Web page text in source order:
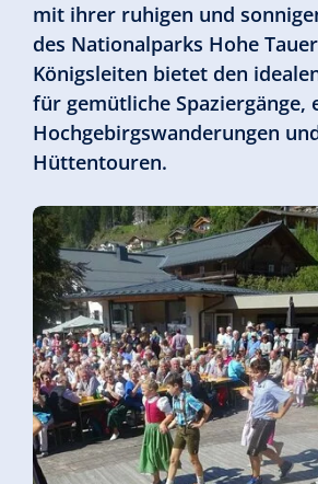
mit ihrer ruhigen und
des Nationalparks Hohe
Königsleiten bietet den
für gemütliche Spaziergänge,
Hochgebirgswanderungen
Hüttentouren.